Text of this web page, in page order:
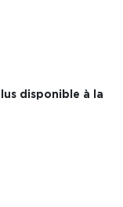
disponible à la